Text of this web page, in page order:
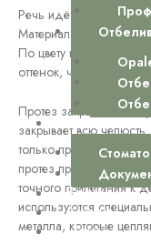
О нас
Врачи
Акции
Цены
Речь идёт о съёмной
Материал называется
По цвету напоминает
оттенок, чтобы было
Протез закрывает
закрывает всю
только пробел.
протез присасывается
точного прилегания к
используются
металла, которые